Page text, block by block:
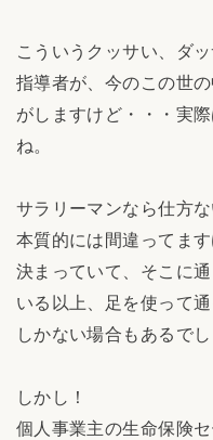
こういうクッサい、ダ
指導者が、今のこの世
がしますけど・・・実
ね。
サラリーマンなら仕方
本質的には間違ってま
決まっていて、そこに
いる以上、足を使って
しかない場合もあるでし
しかし！
個人事業主の生命保険